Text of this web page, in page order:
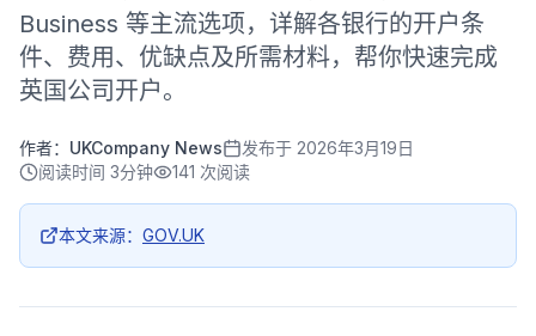
Business 等主流选项，详解各银行的开户条
件、费用、优缺点及所需材料，帮你快速完成
英国公司开户。
作者： UKCompany News 发布于 2026年3月19日
阅读时间 3分钟 141 次阅读
本文来源： GOV.UK